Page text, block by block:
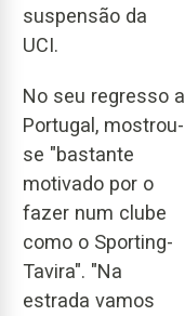
suspensão da
UCI.
No seu regresso a
Portugal, mostrou-
se "bastante
motivado por o
fazer num clube
como o Sporting-
Tavira". "Na
estrada vamos